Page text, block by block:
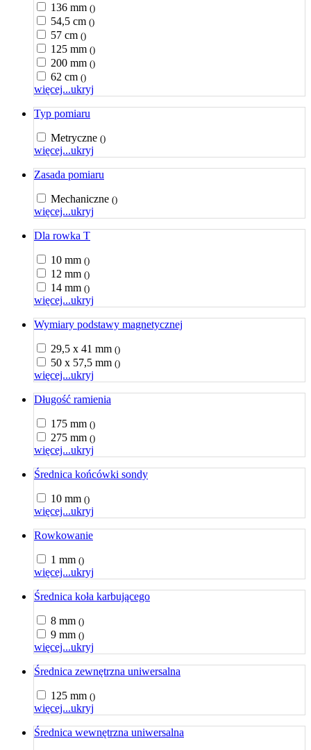
136 mm ()
54,5 cm ()
57 cm ()
125 mm ()
200 mm ()
62 cm ()
więcej...ukryj
Typ pomiaru
Metryczne ()
więcej...ukryj
Zasada pomiaru
Mechaniczne ()
więcej...ukryj
Dla rowka T
10 mm ()
12 mm ()
14 mm ()
więcej...ukryj
Wymiary podstawy magnetycznej
29,5 x 41 mm ()
50 x 57,5 mm ()
więcej...ukryj
Długość ramienia
175 mm ()
275 mm ()
więcej...ukryj
Średnica końcówki sondy
10 mm ()
więcej...ukryj
Rowkowanie
1 mm ()
więcej...ukryj
Średnica koła karbującego
8 mm ()
9 mm ()
więcej...ukryj
Średnica zewnętrzna uniwersalna
125 mm ()
więcej...ukryj
Średnica wewnętrzna uniwersalna